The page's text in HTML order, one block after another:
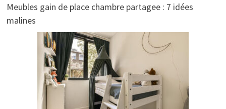
Meubles gain de place chambre partagee : 7 idées
malines